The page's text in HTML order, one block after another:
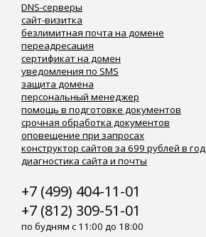
DNS-серверы
сайт-визитка
безлимитная почта на домене
переадресация
сертификат на домен
уведомления по SMS
защита домена
персональный менеджер
помощь в подготовке документов
срочная обработка документов
оповещение при запросах
конструктор сайтов за 699 рублей в год
диагностика сайта и почты
+7 (499) 404-11-01
+7 (812) 309-51-01
по будням с 11:00 до 18:00